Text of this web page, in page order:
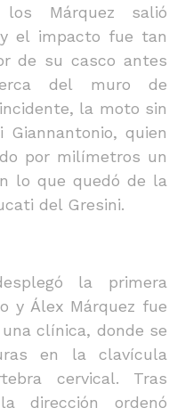
Márquez salió
el impacto fue tan
de su casco antes
del muro de
la moto sin
quien
por milímetros un
lo que quedó de la
del Gresini.
la primera
y Álex Márquez fue
clínica, donde se
en la clavícula
cervical. Tras
dirección ordenó